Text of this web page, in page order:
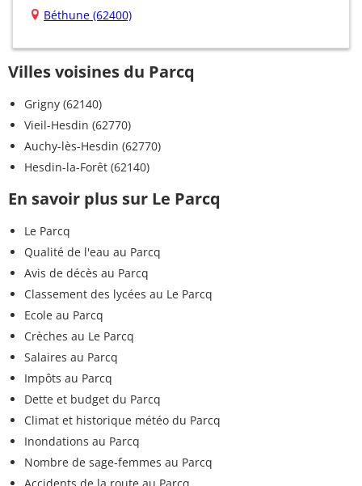
Béthune (62400)
Villes voisines du Parcq
Grigny (62140)
Vieil-Hesdin (62770)
Auchy-lès-Hesdin (62770)
Hesdin-la-Forêt (62140)
En savoir plus sur Le Parcq
Le Parcq
Qualité de l'eau au Parcq
Avis de décès au Parcq
Classement des lycées au Le Parcq
Ecole au Parcq
Crèches au Le Parcq
Salaires au Parcq
Impôts au Parcq
Dette et budget du Parcq
Climat et historique météo du Parcq
Inondations au Parcq
Nombre de sage-femmes au Parcq
Accidents de la route au Parcq